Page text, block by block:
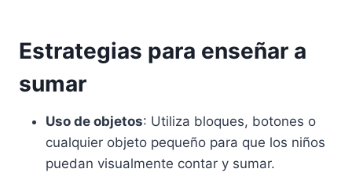
Estrategias para enseñar a
sumar
Uso de objetos: Utiliza bloques, botones o
cualquier objeto pequeño para que los niños
puedan visualmente contar y sumar.